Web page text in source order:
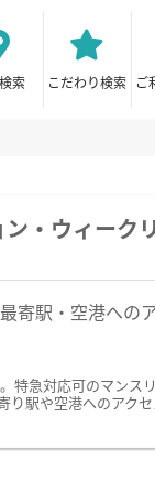
索 こだわり検索 ご
・ウィーク
最寄駅・空港への
急対応可のマン
駅や空港へのアク